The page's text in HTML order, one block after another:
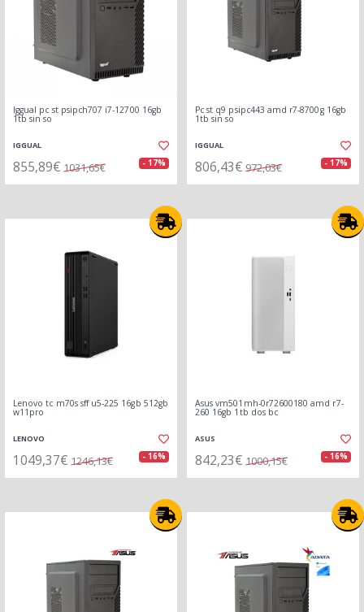
Iggual pc st psipch707 i7-12700 16gb
1tb sin so
IGGUAL
855,89€ 1031,65€ - 17%
Pc st q9 psipc443 amd r7-8700g 16gb
1tb sin so
IGGUAL
806,43€ 972,03€ - 17%
Lenovo tc m70s sff u5-225 16gb 512gb
w11pro
LENOVO
1049,37€ 1246,13€ - 16%
Asus vm501mh-0r72600180 amd r7-
260 16gb 1tb dos bc
ASUS
842,23€ 1000,15€ - 16%